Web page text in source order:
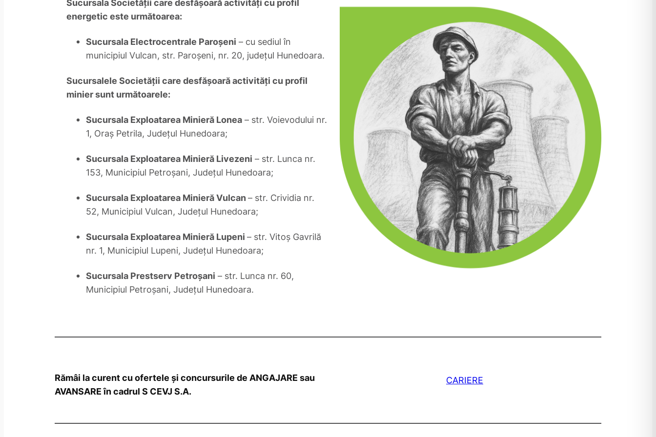
Sucursala Societăţii care desfăşoară activităţi cu profil
energetic este următoarea:
Sucursala Electrocentrale Paroşeni – cu sediul în
municipiul Vulcan, str. Paroşeni, nr. 20, judeţul Hunedoara.
Sucursalele Societăţii care desfăşoară activităţi cu profil
minier sunt următoarele:
Sucursala Exploatarea Minieră Lonea – str. Voievodului nr.
1, Oraş Petrila, Judeţul Hunedoara;
Sucursala Exploatarea Minieră Livezeni – str. Lunca nr.
153, Municipiul Petroşani, Judeţul Hunedoara;
Sucursala Exploatarea Minieră Vulcan– str. Crividia nr.
52, Municipiul Vulcan, Judeţul Hunedoara;
Sucursala Exploatarea Minieră Lupeni – str. Vitoş Gavrilă
nr. 1, Municipiul Lupeni, Judeţul Hunedoara;
Sucursala Prestserv Petroşani – str. Lunca nr. 60,
Municipiul Petroşani, Judeţul Hunedoara.
Rămâi la curent cu ofertele și concursurile de ANGAJARE sau
AVANSARE în cadrul S CEVJ S.A.
CARIERE